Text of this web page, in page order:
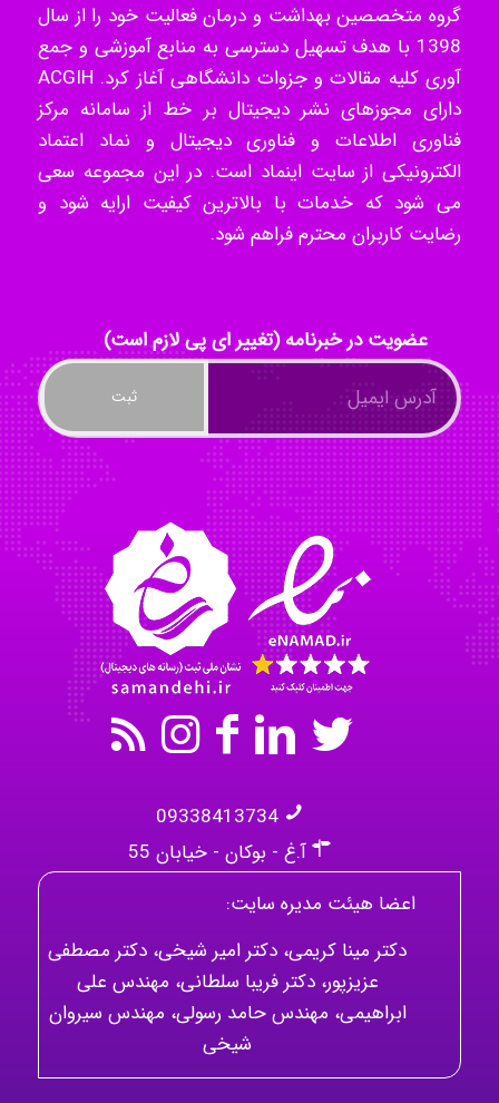
Tavan
akhtar shahsavandi
ayda habibnejad
Nazaninkarkon
Omid
Mehrab
گروه متخصصین بهداشت و درمان فعالیت خود را از سال
1398 با هدف تسهیل دسترسی به منابع آموزشی و جمع
آوری کلیه مقالات و جزوات دانشگاهی آغاز کرد. ACGIH
دارای مجوزهای نشر دیجیتال بر خط از سامانه مرکز
فناوری اطلاعات و فناوری دیجیتال و نماد اعتماد
الکترونیکی از سایت اینماد است. در این مجموعه سعی
می شود که خدمات با بالاترین کیفیت ارایه شود و
رضایت کاربران محترم فراهم شود.
عضویت در خبرنامه (تغییر ای پی لازم است)
09338413734
آ.غ - بوکان - خیابان 55
اعضا هیئت مدیره سایت:
دکتر مینا کریمی، دکتر امیر شیخی، دکتر مصطفی
عزیزپور، دکتر فریبا سلطانی، مهندس علی
ابراهیمی، مهندس حامد رسولی، مهندس سیروان
شیخی